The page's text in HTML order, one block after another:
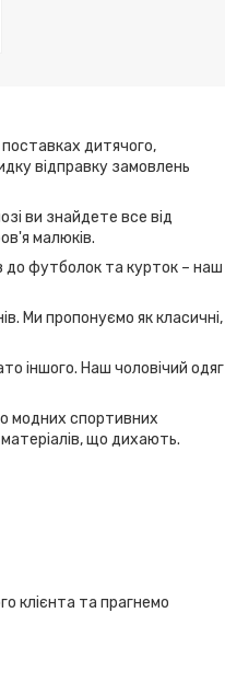
дитячого,
відправку замовлень
ви знайдете все від
малюків.
до футболок та курток – наш
Ми пропонуємо як класичні,
іншого. Наш чоловічий одяг
модних спортивних
що дихають.
клієнта та прагнемо